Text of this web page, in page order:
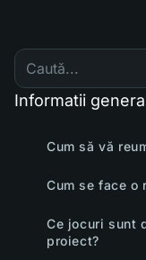
Informatii
Cum să vă
Cum se face o
Ce jocuri sunt
proiect?